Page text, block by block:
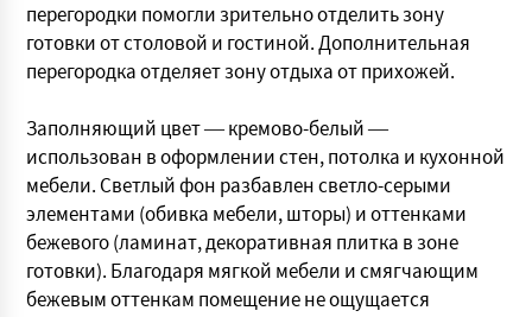
перегородки помогли зрительно отделить зону
готовки от столовой и гостиной. Дополнительная
перегородка отделяет зону отдыха от прихожей.
Заполняющий цвет — кремово-белый —
использован в оформлении стен, потолка и кухонной
мебели. Светлый фон разбавлен светло-серыми
элементами (обивка мебели, шторы) и оттенками
бежевого (ламинат, декоративная плитка в зоне
готовки). Благодаря мягкой мебели и смягчающим
бежевым оттенкам помещение не ощущается